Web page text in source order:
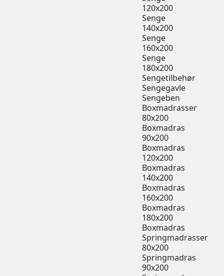
120x200
Senge
140x200
Senge
160x200
Senge
180x200
Sengetilbehør
Sengegavle
Sengeben
Boxmadrasser
80x200
Boxmadras
90x200
Boxmadras
120x200
Boxmadras
140x200
Boxmadras
160x200
Boxmadras
180x200
Boxmadras
Springmadrasser
80x200
Springmadras
90x200